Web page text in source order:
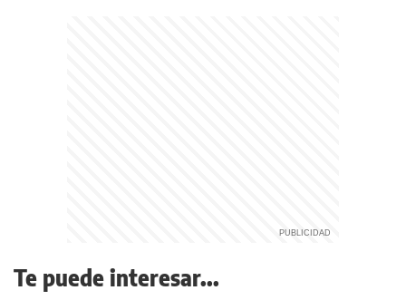
Te puede interesar...